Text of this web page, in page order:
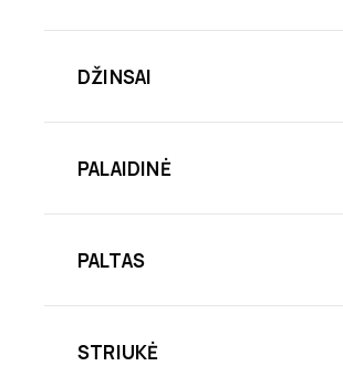
DŽINSAI
PALAIDINĖ
PALTAS
STRIUKĖ